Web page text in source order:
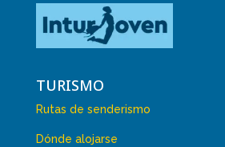
TURISMO
Rutas de senderismo
Dónde alojarse